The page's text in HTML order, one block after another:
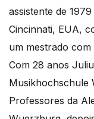
assistente de
Cincinnati, EUA,
um mestrado
Com 28 anos
Musikhochschule
Professores da